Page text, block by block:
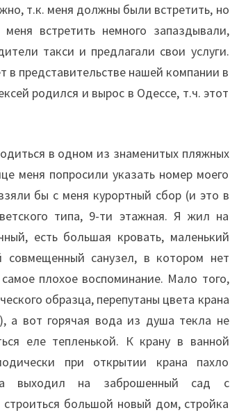
т.к. меня должны были встретить, но
встретить немного запаздывали,
такси и предлагали свои услуги.
в представительстве нашей компании в
родился и вырос в Одессе, т.ч. этот
в одном из знаменитых пляжных
меня попросили указать номер моего
бы с меня курортный сбор (и это в
типа, 9-ти этажная. Я жил на
есть большая кровать, маленький
санузел, в котором нет
плохое воспоминание. Мало того,
образца, перепутаны цвета крана
а вот горячая вода из душа текла не
еле тепленькой. К крану в ванной
при открытии крана пахло
выходил на заброшенный сад с
большой новый дом, стройка